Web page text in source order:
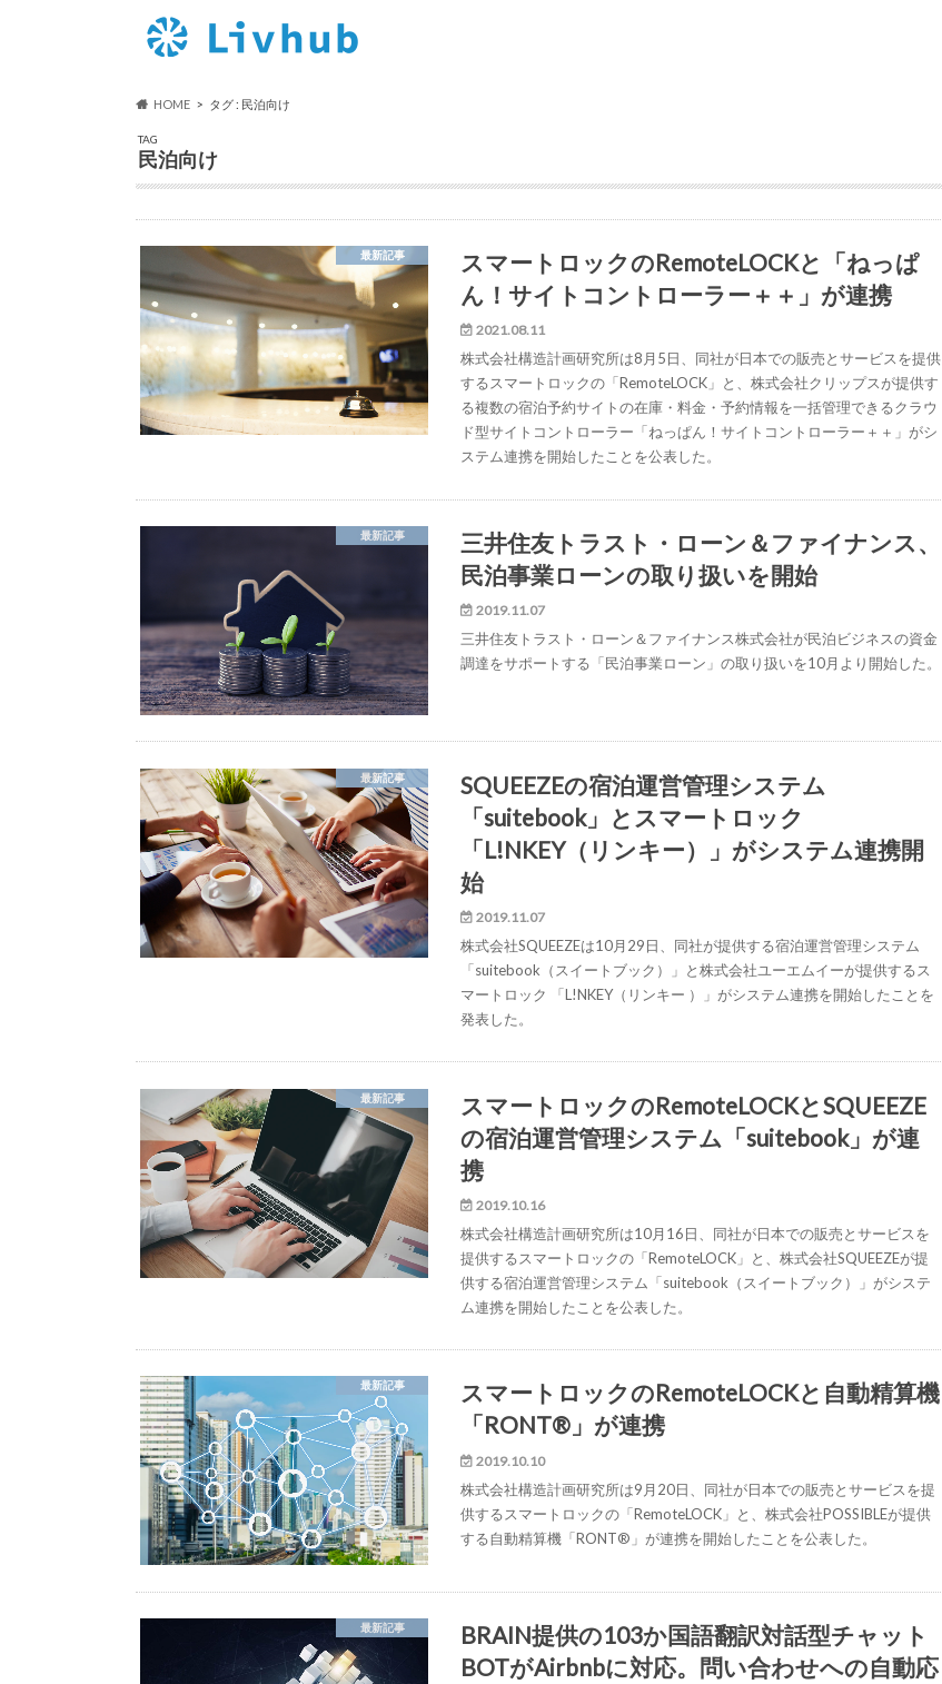
HOME タグ : 民泊向け
TAG
民泊向け
最新記事
スマートロックのRemoteLOCKと「ねっぱ
ん！サイトコントローラー＋＋」が連携
2021.08.11
株式会社構造計画研究所は8月5日、同社が日本での販売とサービスを提供
するスマートロックの「RemoteLOCK」と、株式会社クリップスが提供す
る複数の宿泊予約サイトの在庫・料金・予約情報を一括管理できるクラウ
ド型サイトコントローラー「ねっぱん！サイトコントローラー＋＋」がシ
ステム連携を開始したことを公表した。
最新記事
三井住友トラスト・ローン＆ファイナンス、
民泊事業ローンの取り扱いを開始
2019.11.07
三井住友トラスト・ローン＆ファイナンス株式会社が民泊ビジネスの資金
調達をサポートする「民泊事業ローン」の取り扱いを10月より開始した。
最新記事
SQUEEZEの宿泊運営管理システム
「suitebook」とスマートロック
「L!NKEY（リンキー）」がシステム連携開
始
2019.11.07
株式会社SQUEEZEは10月29日、同社が提供する宿泊運営管理システム
「suitebook（スイートブック）」と株式会社ユーエムイーが提供するス
マートロック 「L!NKEY（リンキー ）」がシステム連携を開始したことを
発表した。
最新記事
スマートロックのRemoteLOCKとSQUEEZE
の宿泊運営管理システム「suitebook」が連
携
2019.10.16
株式会社構造計画研究所は10月16日、同社が日本での販売とサービスを
提供するスマートロックの「RemoteLOCK」と、株式会社SQUEEZEが提
供する宿泊運営管理システム「suitebook（スイートブック）」がシステ
ム連携を開始したことを公表した。
最新記事
スマートロックのRemoteLOCKと自動精算機
「RONT®︎」が連携
2019.10.10
株式会社構造計画研究所は9月20日、同社が日本での販売とサービスを提
供するスマートロックの「RemoteLOCK」と、株式会社POSSIBLEが提供
する自動精算機「RONT®︎」が連携を開始したことを公表した。
最新記事
BRAIN提供の103か国語翻訳対話型チャット
BOTがAirbnbに対応。問い合わせへの自動応